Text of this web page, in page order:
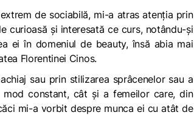
de sociabilă, mi-a atras atenția prin
curioasă și interesată ce curs, notându-și
ei în domeniul de beauty, însă abia mai
Florentinei Cinos.
sau prin stilizarea sprâcenelor sau a
constant, cât și a femeilor care, din
mi-a vorbit despre munca ei cu atât de